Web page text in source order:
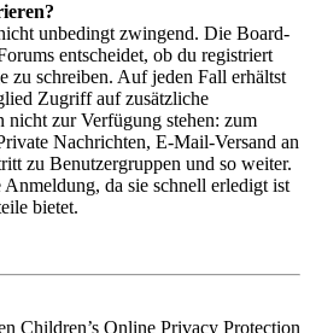
unbedingt zwingend. Die Board-
entscheidet, ob du registriert
zu schreiben. Auf jeden Fall erhältst
Zugriff auf zusätzliche
nicht zur Verfügung stehen: zum
Nachrichten, E-Mail-Versand an
zu Benutzergruppen und so weiter.
da sie schnell erledigt ist
bietet.
Children’s Online Privacy Protection